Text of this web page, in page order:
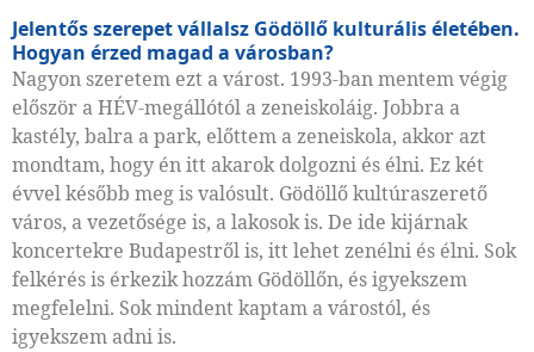
Jelentős szerepet vállalsz Gödöllő kulturális életében.
Hogyan érzed magad a városban?
Nagyon szeretem ezt a várost. 1993-ban mentem végig
először a HÉV-megállótól a zeneiskoláig. Jobbra a
kastély, balra a park, előttem a zeneiskola, akkor azt
mondtam, hogy én itt akarok dolgozni és élni. Ez két
évvel később meg is valósult. Gödöllő kultúraszerető
város, a vezetősége is, a lakosok is. De ide kijárnak
koncertekre Budapestről is, itt lehet zenélni és élni. Sok
felkérés is érkezik hozzám Gödöllőn, és igyekszem
megfelelni. Sok mindent kaptam a várostól, és
igyekszem adni is.